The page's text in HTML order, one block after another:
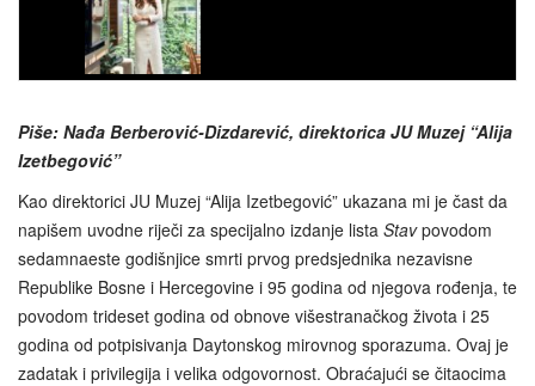
Piše: Nađa Berberović-Dizdarević, direktorica JU Muzej “Alija
Izetbegović”
Kao direktorici JU Muzej “Alija Izetbegović” ukazana mi je čast da
napišem uvodne riječi za specijalno izdanje lista Stavpovodom
sedamnaeste godišnjice smrti prvog predsjednika nezavisne
Republike Bosne i Hercegovine i 95 godina od njegova rođenja, te
povodom trideset godina od obnove višestranačkog života i 25
godina od potpisivanja Daytonskog mirovnog sporazuma. Ovaj je
zadatak i privilegija i velika odgovornost. Obraćajući se čitaocima